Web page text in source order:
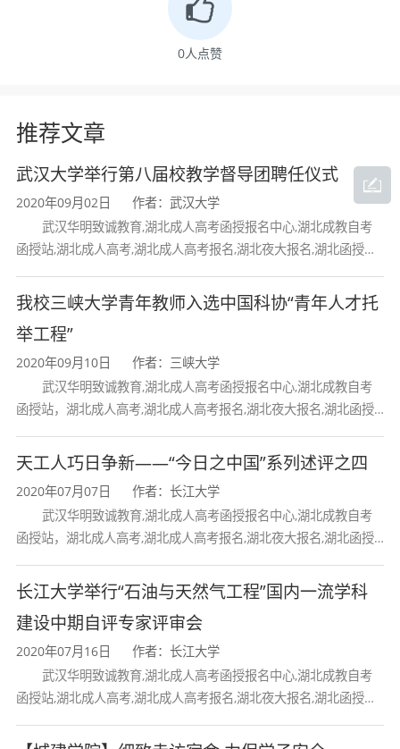
和长江大学教学成果奖二等奖（排名第1）。主编
有农业部十三五规划教材《植物生理学实验指
第1）。
指导有4项大学生创新实验计划项目，注重学生团
队精神和综合能力的培养。指导的研究生获湖北
省优秀硕士学位论文1次，本科生获湖北省优秀学
士学位论文4次；指导的硕士研究生（毕业）人均
发表SCI论文1篇以上，指导本科生以第一作者在
核心期刊《生物学教学》、《北方园艺》以及
在学生眼中，吴强盛不仅是一位好老师，用心教
学，把自己最新的研究成果及研究方法毫无保留
地教给学生，也是一位好兄长，关心学生的生
关心学生心理健康，定期交流工作状态，因材施
教，针对不同学生状况安排相应的任务，同时关
注学生未来，提供出国深造和作学术报告的机
会。博士生张菲和硕士生何家栋分别赴马来西亚
0人点赞
推荐文章
武汉大学举行第八届校教学督导团聘任仪式
2020年09月02日
作者：武汉大学
武汉华明致诚教育,湖北成人高考函授报名中心,湖北成教自考
函授站,湖北成人高考,湖北成人高考报名,湖北夜大报名,湖北函授报
我校三峡大学青年教师入选中国科协“青年人才托
举工程”
2020年09月10日
作者：三峡大学
武汉华明致诚教育,湖北成人高考函授报名中心,湖北成教自考
函授站，湖北成人高考,湖北成人高考报名,湖北夜大报名,湖北函授
天工人巧日争新——“今日之中国”系列述评之四
2020年07月07日
作者：长江大学
武汉华明致诚教育,湖北成人高考函授报名中心,湖北成教自考
函授站，湖北成人高考,湖北成人高考报名,湖北夜大报名,湖北函授
长江大学举行“石油与天然气工程”国内一流学科
建设中期自评专家评审会
2020年07月16日
作者：长江大学
武汉华明致诚教育,湖北成人高考函授报名中心,湖北成教自考
函授站,湖北成人高考,湖北成人高考报名,湖北夜大报名,湖北函授报